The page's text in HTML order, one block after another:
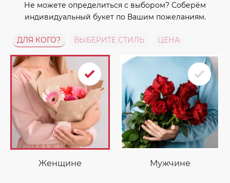
Не можете определиться с выбором? Соберём
индивидуальный букет по Вашим пожеланиям.
ДЛЯ КОГО? ВЫБЕРИТЕ СТИЛЬ ЦЕНА
Женщине Мужчине